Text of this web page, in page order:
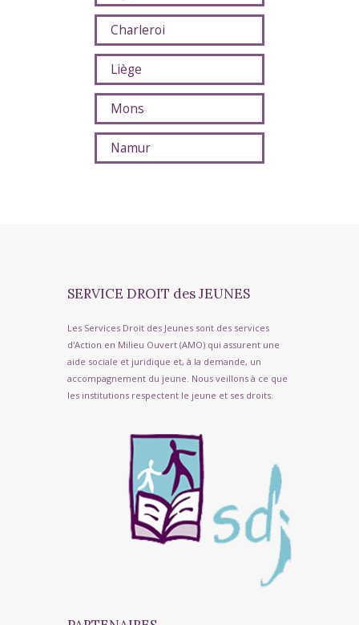
Charleroi
Liège
Mons
Namur
SERVICE DROIT des JEUNES
Les Services Droit des Jeunes sont des services
d'Action en Milieu Ouvert (AMO) qui assurent une
aide sociale et juridique et, à la demande, un
accompagnement du jeune. Nous veillons à ce que
les institutions respectent le jeune et ses droits.